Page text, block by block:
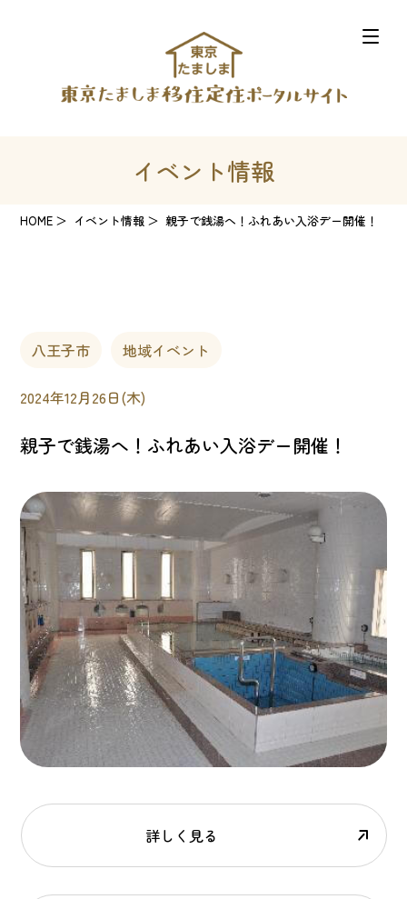
イベント情報
HOME イベント情報 親子で銭湯へ！ふれあい入浴デー開催！
八王子市 地域イベント
2024年12月26日(木)
親子で銭湯へ！ふれあい入浴デー開催！
詳しく見る